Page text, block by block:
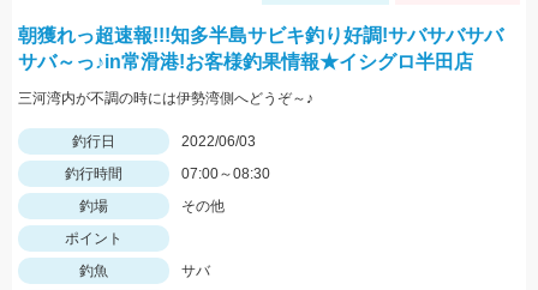
朝獲れっ超速報!!!知多半島サビキ釣り好調!サバサバサバ
サバ～っ♪in常滑港!お客様釣果情報★イシグロ半田店
三河湾内が不調の時には伊勢湾側へどうぞ～♪
釣行日
2022/06/03
釣行時間
07:00～08:30
釣場
その他
ポイント
釣魚
サバ